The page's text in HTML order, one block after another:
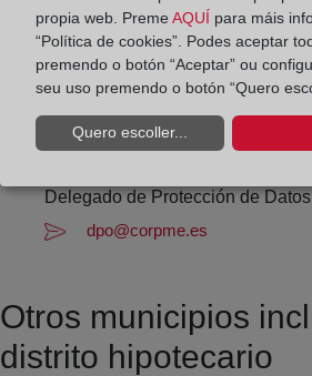
Datos de contacto:
(977) 25 20 38
Datos del Registrador:
Delegado de Protección de
dpo@corpme.es
Otros municipios
distrito hipotecario
propia web. Preme AQUÍ para máis
“Política de cookies”. Podes aceptar
premendo o botón “Aceptar” ou
seu uso premendo o botón “Quero
Quero escoller...